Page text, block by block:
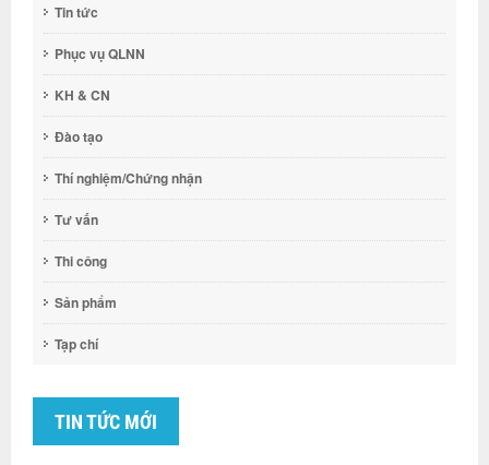
Tin tức
Phục vụ QLNN
KH & CN
Đào tạo
Thí nghiệm/Chứng nhận
Tư vấn
Thi công
Sản phẩm
Tạp chí
TIN TỨC MỚI